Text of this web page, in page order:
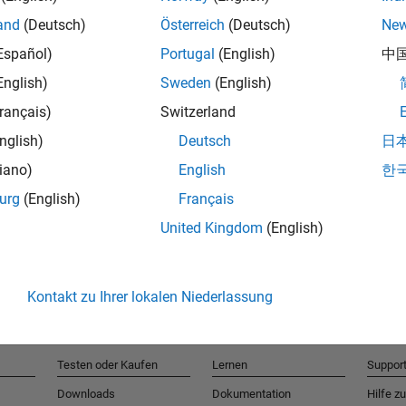
Erhalten Sie
und
(Deutsch)
(English)
Österreich (Deutsch)
Portugal (English)
Sweden (English)
Switzerland
Deutsch
English
Français
United Kingdom (English)
中
日
한
Kontakt zu Ihrer lokalen Niederlassung
Testen oder Kaufen
Downloads
Lernen
Dokumentation
Support
Hilfe